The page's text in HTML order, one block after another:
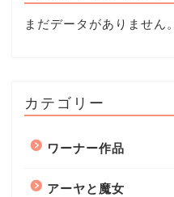
まだデータがありません。
カテゴリー
ワーナー作品
アーヤと魔女